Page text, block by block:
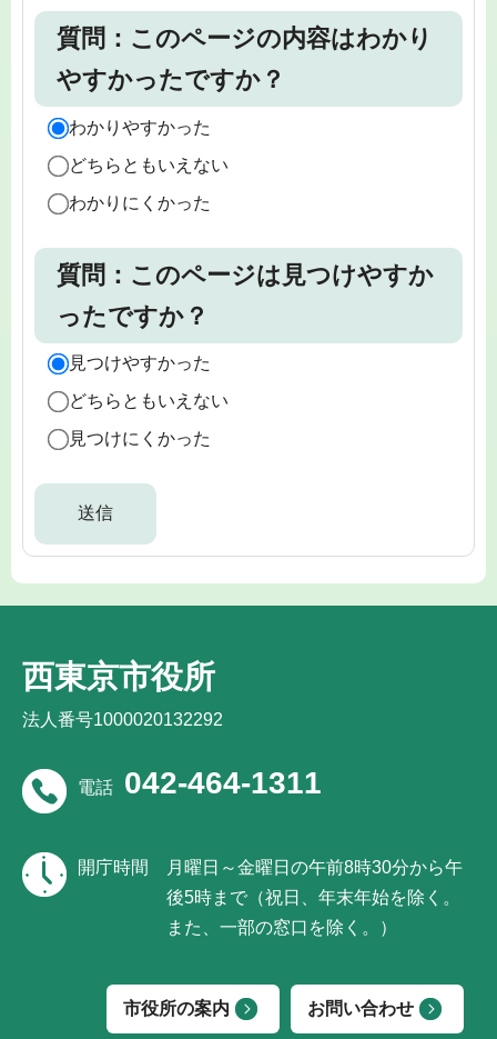
質問：このページの内容はわかり
やすかったですか？
わかりやすかった
どちらともいえない
わかりにくかった
質問：このページは見つけやすか
ったですか？
見つけやすかった
どちらともいえない
見つけにくかった
西東京市役所
法人番号1000020132292
電話 042-464-1311
開庁時間
月曜日～金曜日の午前8時30分から午
後5時まで（祝日、年末年始を除く。
また、一部の窓口を除く。）
市役所の案内 お問い合わせ